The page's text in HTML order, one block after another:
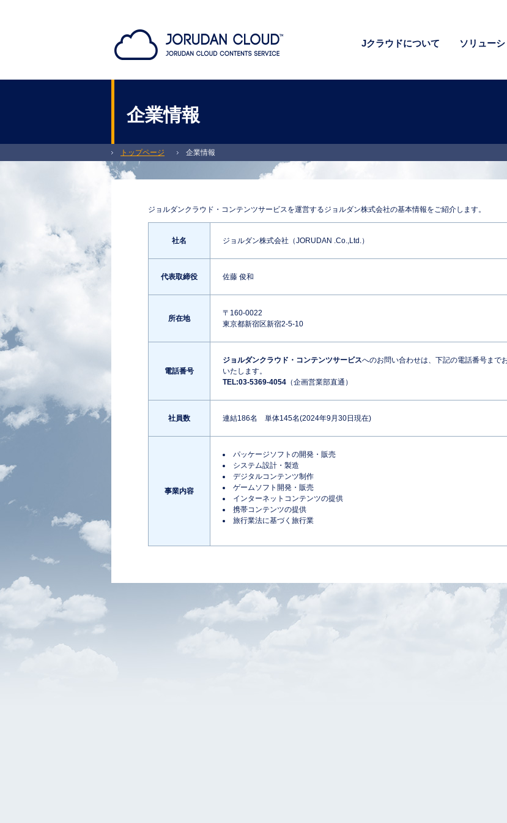
Jクラウドについて ソリュー
企業情報
ジョルダンクラウド・コンテンツサービスを運営するジョルダン株式会社の基本情報をご紹介します。 社名 ジョルダ
トップページ 企業情報
ジョルダンクラウド・コンテンツサービスを運営するジョルダン株式会社の基本情報をご紹介します。
社名 ジョルダン株式会社（JORUDAN .Co.,Ltd.）
代表取締役 佐藤 俊和
所在地
〒160-0022
東京都新宿区新宿2-5-10
電話番号
ジョルダンクラウド・コンテンツサービスへのお問い合わせは、下記の電話番号まで
いたします。
TEL:03-5369-4054 （企画営業部直通）
社員数 連結186名 単体145名(2024年9月30日現在)
事業内容
パッケージソフトの開発・販売
システム設計・製造
デジタルコンテンツ制作
ゲームソフト開発・販売
インターネットコンテンツの提供
携帯コンテンツの提供
旅行業法に基づく旅行業